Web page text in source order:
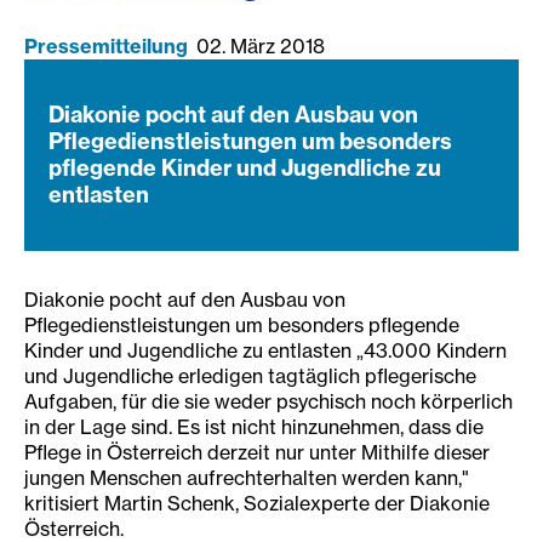
Pressemitteilung 02. März 2018
Diakonie pocht auf den Ausbau von
Pflegedienstleistungen um besonders
pflegende Kinder und Jugendliche zu
entlasten
Diakonie pocht auf den Ausbau von
Pflegedienstleistungen um besonders pflegende
Kinder und Jugendliche zu entlasten „43.000 Kindern
und Jugendliche erledigen tagtäglich pflegerische
Aufgaben, für die sie weder psychisch noch körperlich
in der Lage sind. Es ist nicht hinzunehmen, dass die
Pflege in Österreich derzeit nur unter Mithilfe dieser
jungen Menschen aufrechterhalten werden kann,"
kritisiert Martin Schenk, Sozialexperte der Diakonie
Österreich.